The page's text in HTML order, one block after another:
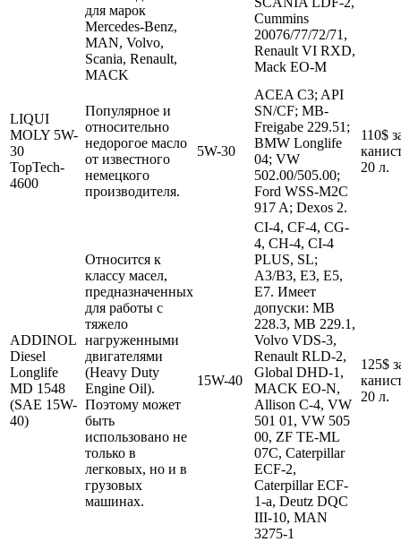
для марок
Mercedes-Benz,
MAN, Volvo,
Scania, Renault,
MACK
Cummins
20076/77/72/71,
Renault VI RXD,
Mack EO-M
LIQUI
MOLY 5W-
30
TopTech-
4600
Популярное и
относительно
недорогое масло
от известного
немецкого
производителя.
5W-30
ACEA C3; API
SN/CF; MB-
Freigabe 229.51;
BMW Longlife
04; VW
502.00/505.00;
Ford WSS-M2C
917 A; Dexos 2.
110$
20 л.
ADDINOL
Diesel
Longlife
MD 1548
(SAE 15W-
40)
Относится к
классу масел,
предназначенных
для работы с
тяжело
нагруженными
двигателями
(Heavy Duty
Engine Oil).
Поэтому может
быть
использовано не
только в
легковых, но и в
грузовых
машинах.
15W-40
CI-4, CF-4, CG-
4, CH-4, CI-4
PLUS, SL;
A3/B3, E3, E5,
E7. Имеет
допуски: MB
228.3, MB 229.1,
Volvo VDS-3,
Renault RLD-2,
Global DHD-1,
MACK EO-N,
Allison C-4, VW
501 01, VW 505
00, ZF TE-ML
07C, Caterpillar
ECF-2,
Caterpillar ECF-
1-a, Deutz DQC
III-10, MAN
3275-1
125$
20 л.